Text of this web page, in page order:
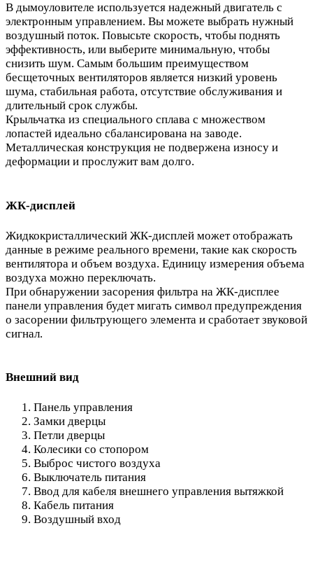
В дымоуловителе используется надежный двигатель с
электронным управлением. Вы можете выбрать нужный
воздушный поток. Повысьте скорость, чтобы поднять
эффективность, или выберите минимальную, чтобы
снизить шум. Самым большим преимуществом
бесщеточных вентиляторов является низкий уровень
шума, стабильная работа, отсутствие обслуживания и
длительный срок службы.
Крыльчатка из специального сплава с множеством
лопастей идеально сбалансирована на заводе.
Металлическая конструкция не подвержена износу и
деформации и прослужит вам долго.
ЖК-дисплей
Жидкокристаллический ЖК-дисплей может отображать
данные в режиме реального времени, такие как скорость
вентилятора и объем воздуха. Единицу измерения объема
воздуха можно переключать.
При обнаружении засорения фильтра на ЖК-дисплее
панели управления будет мигать символ предупреждения
о засорении фильтрующего элемента и сработает звуковой
сигнал.
Внешний вид
Панель управления
Замки дверцы
Петли дверцы
Колесики со стопором
Выброс чистого воздуха
Выключатель питания
Ввод для кабеля внешнего управления вытяжкой
Кабель питания
Воздушный вход